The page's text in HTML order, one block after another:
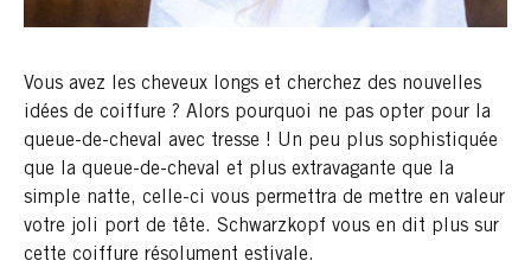
Vous avez les cheveux longs et cherchez des nouvelles
idées de coiffure ? Alors pourquoi ne pas opter pour la
queue-de-cheval avec tresse ! Un peu plus sophistiquée
que la queue-de-cheval et plus extravagante que la
simple natte, celle-ci vous permettra de mettre en valeur
votre joli port de tête. Schwarzkopf vous en dit plus sur
cette coiffure résolument estivale.